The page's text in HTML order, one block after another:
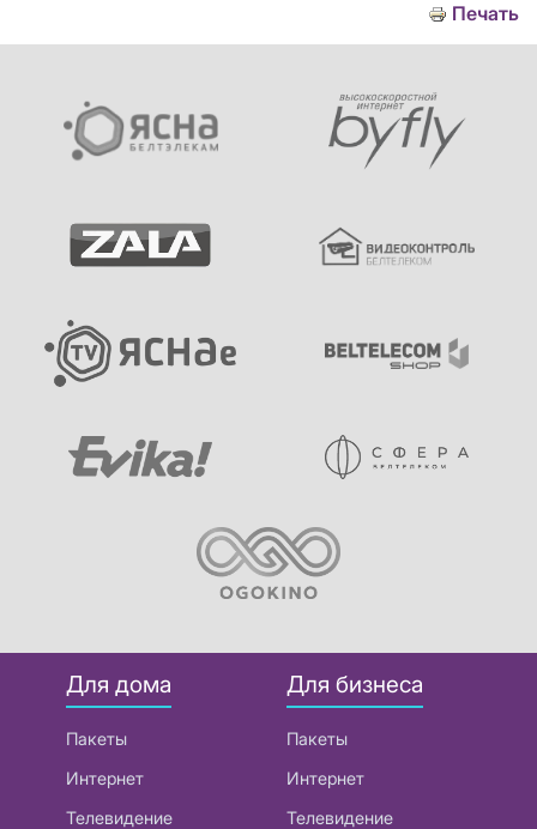
Печать
Для дома
Пакеты
Интернет
Телевидение
Для бизнеса
Пакеты
Интернет
Телевидение